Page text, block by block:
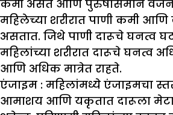
कमी असते आणि पुरुषांसमान
महिलेच्या शरीरात पाणी कमी आणि
असतात. जिथे पाणी दारूचे घनत्व
महिलांच्या शरीरात दारूचे घनत्व
आणि अधिक मात्रेत राहते.
एंजाइम : महिलांमध्ये एंजाइमचा
आमाशय आणि यकृतात दारूला